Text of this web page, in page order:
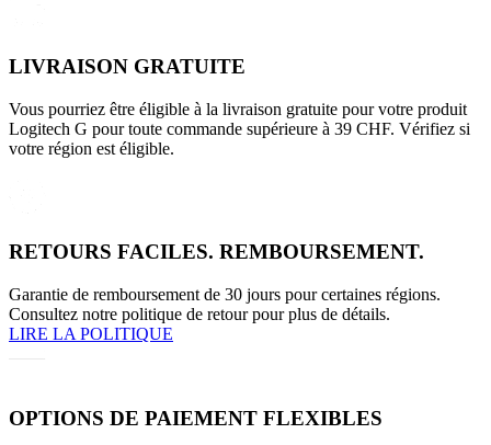
LIVRAISON GRATUITE
Vous pourriez être éligible à la livraison gratuite pour votre produit
Logitech G pour toute commande supérieure à 39 CHF. Vérifiez si
votre région est éligible.
RETOURS FACILES. REMBOURSEMENT.
Garantie de remboursement de 30 jours pour certaines régions.
Consultez notre politique de retour pour plus de détails.
LIRE LA POLITIQUE
OPTIONS DE PAIEMENT FLEXIBLES